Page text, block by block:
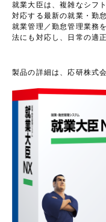
就業大臣は、複雑なシフ
対応する最新の就業・勤
就業管理／勤怠管理業務
法にも対応し、日常の適
製品の詳細は、応研株式